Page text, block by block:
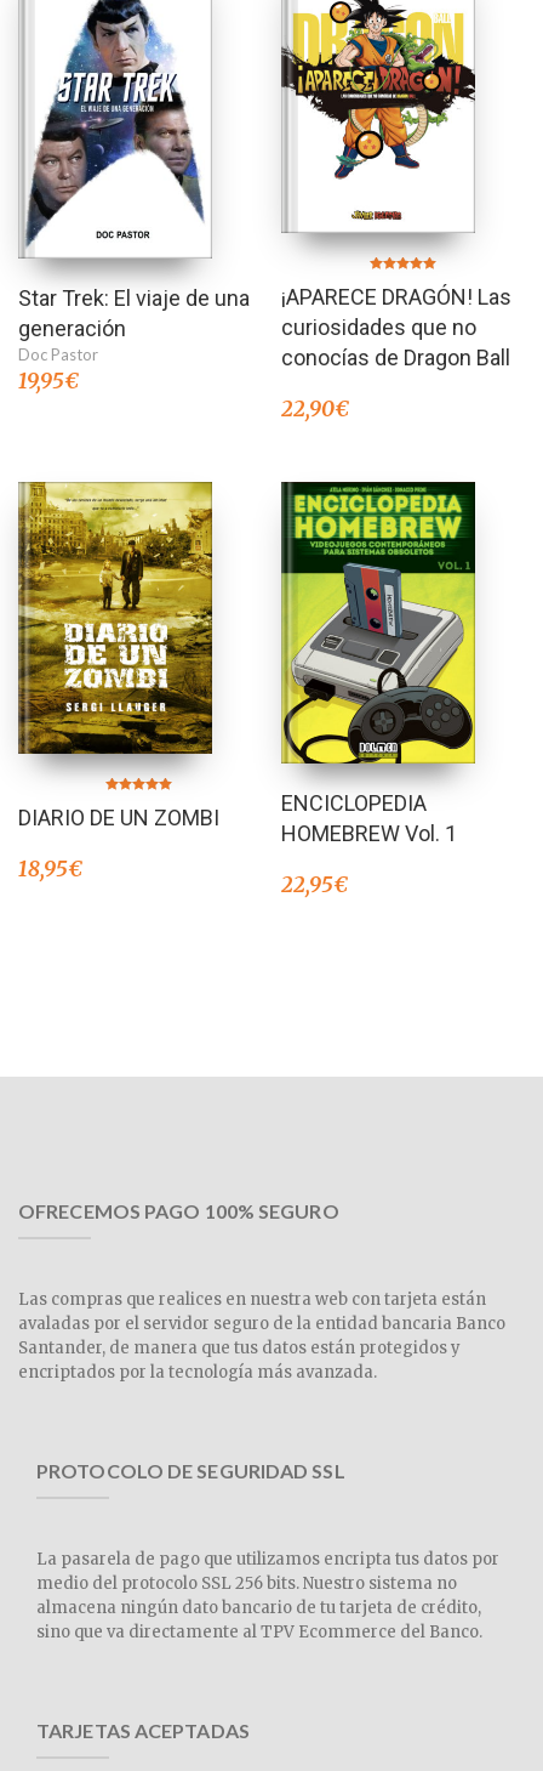
Star Trek: El viaje de una
generación
Doc Pastor
19,95€
5.00
de 5
¡APARECE DRAGÓN! Las
curiosidades que no
conocías de Dragon Ball
22,90€
5.00
de 5
DIARIO DE UN ZOMBI
18,95€
ENCICLOPEDIA
HOMEBREW Vol. 1
22,95€
OFRECEMOS PAGO 100% SEGURO
Las compras que realices en nuestra web con tarjeta están
avaladas por el servidor seguro de la entidad bancaria Banco
Santander, de manera que tus datos están protegidos y
encriptados por la tecnología más avanzada.
PROTOCOLO DE SEGURIDAD SSL
La pasarela de pago que utilizamos encripta tus datos por
medio del protocolo SSL 256 bits. Nuestro sistema no
almacena ningún dato bancario de tu tarjeta de crédito,
sino que va directamente al TPV Ecommerce del Banco.
TARJETAS ACEPTADAS